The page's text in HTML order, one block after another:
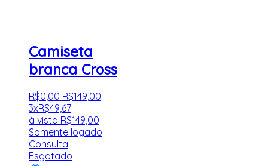
Camiseta
branca Cross
R$0,00 R$149 00
3xR$49,67
à vista R$149,00
Somente logado
Consulta
Esgotado